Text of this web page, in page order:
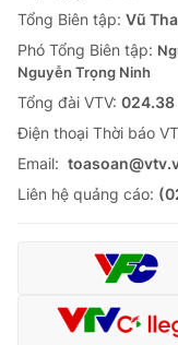
Tổng Biên tập: Vũ
Phó Tổng Biên tập:
Nguyễn Trọng Ninh
Tổng đài VTV: 024.38
Ðiện thoại Thời báo
Email:
Liên hệ quảng cáo: